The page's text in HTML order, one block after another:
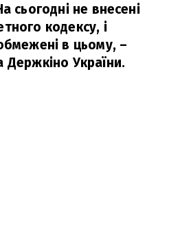
сьогодні не внесені
кодексу, і
в цьому, –
Держкіно України.